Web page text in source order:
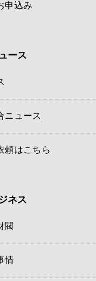
申込み
ース
ニュース
頼はこちら
ネス
閥
情